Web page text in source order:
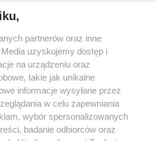
nie może być powielany i
w jakikolwiek sposób (w
na jakimkolwiek polu
włącznie z umieszczaniem w Internecie
praw. Jakiekolwiek użycie lub
lub w części z naruszeniem prawa, tzn.
pod groźbą kary i może być ścigane
partnerów oraz inne
uzyskujemy dostęp i
na urządzeniu oraz
takie jak unikalne
informacje wysyłane przez
w celu zapewniania
wybór spersonalizowanych
badanie odbiorców oraz